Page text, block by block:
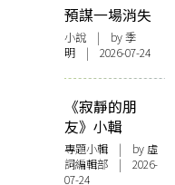
預謀一場消失
小說 | by 季
明 | 2026-07-24
《寂靜的朋
友》小輯
專題小輯 | by 虛
詞編輯部 | 2026-
07-24